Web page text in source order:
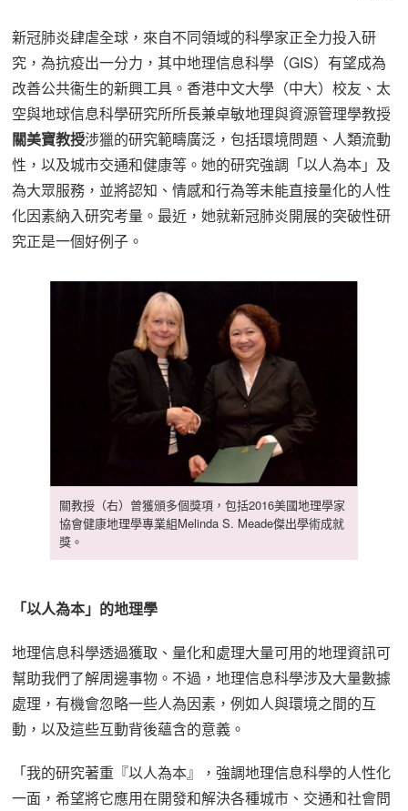
新冠肺炎肆虐全球，來自不同領域的科學家正全力投入研
究，為抗疫出一分力，其中地理信息科學（GIS）有望成為
改善公共衞生的新興工具。香港中文大學（中大）校友、太
空與地球信息科學研究所所長兼卓敏地理與資源管理學教授
關美寶教授涉獵的研究範疇廣泛，包括環境問題、人類流動
性，以及城市交通和健康等。她的研究強調「以人為本」及
為大眾服務，並將認知、情感和行為等未能直接量化的人性
化因素納入研究考量。最近，她就新冠肺炎開展的突破性研
究正是一個好例子。
關教授（右）曾獲頒多個獎項，包括2016美國地理學家
協會健康地理學專業組Melinda S. Meade傑出學術成就
獎。
「以人為本」的地理學
地理信息科學透過獲取、量化和處理大量可用的地理資訊可
幫助我們了解周邊事物。不過，地理信息科學涉及大量數據
處理，有機會忽略一些人為因素，例如人與環境之間的互
動，以及這些互動背後蘊含的意義。
「我的研究著重『以人為本』，強調地理信息科學的人性化
一面，希望將它應用在開發和解決各種城市、交通和社會問